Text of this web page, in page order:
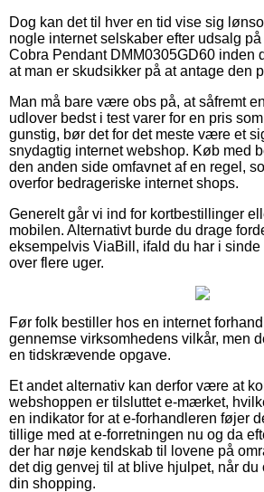
Dog kan det til hver en tid vise sig
nogle internet selskaber efter udsalg
Cobra Pendant DMM0305GD60 inden
at man er skudsikker på at antage den
Man må bare være obs på, at såfremt
udlover bedst i test varer for en pris
gunstig, bør det for det meste være et
snydagtig internet webshop. Køb med
den anden side omfavnet af en regel,
overfor bedrageriske internet shops.
Generelt går vi ind for kortbestillinger
mobilen. Alternativt burde du drage
eksempelvis ViaBill, ifald du har i
over flere uger.
Før folk bestiller hos en internet
gennemse virksomhedens vilkår, men
en tidskrævende opgave.
Et andet alternativ kan derfor være at
webshoppen er tilsluttet e-mærket,
en indikator for at e-forhandleren føjer
tillige med at e-forretningen nu og da
der har nøje kendskab til lovene på
det dig genvej til at blive hjulpet, når
din shopping.